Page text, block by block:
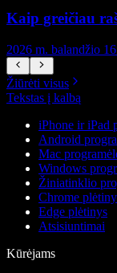
Kaip greičiau
2026 m. balandžio
Žiūrėti visus
Tekstas į kalbą
iPhone ir iPad
Android
Mac
Windows
Žiniatinklio
Chrome
Edge plėtinys
Atsisiuntimai
Kūrėjams